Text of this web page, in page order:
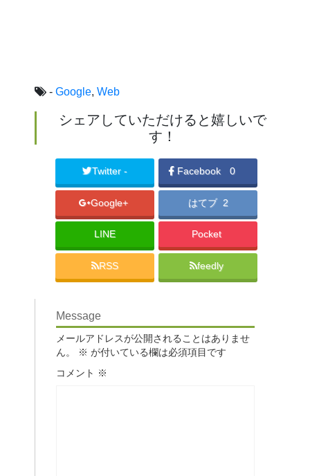
- Google, Web
シェアしていただけると嬉しいで
す！
Twitter - Facebook 0
Google+ はてブ 2
LINE Pocket
RSS feedly
Message
メールアドレスが公開されることはありませ
ん。
※ が付いている欄は必須項目です
コメント ※